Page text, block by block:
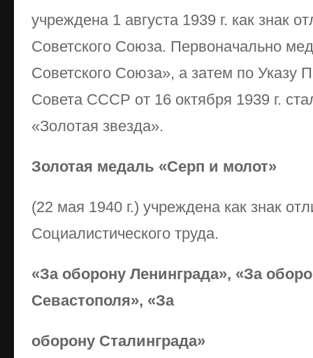
учреждена 1 августа 1939 г. как знак
Советского Союза. Первоначально
Советского Союза», а затем по Указу
Совета СССР от 16 октября 1939 г.
«Золотая звезда».
Золотая медаль «Серп и молот»
(22 мая 1940 г.) учреждена как знак
Социалистического труда.
«За оборону Ленинграда», «За
Севастополя», «За
оборону Сталинграда»